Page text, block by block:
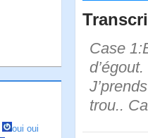
oui oui
Case
trou..